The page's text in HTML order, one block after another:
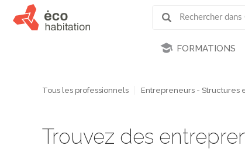
FORMATIONS
Tous les professionnels Entrepreneurs - Structures
Trouvez des